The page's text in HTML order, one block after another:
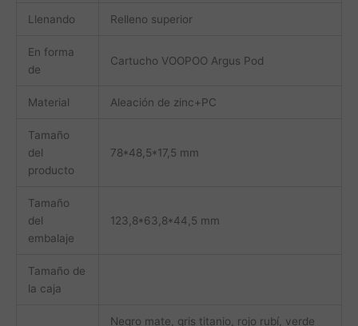
Llenando Relleno superior
En forma
de
Cartucho VOOPOO Argus Pod
Material Aleación de zinc+PC
Tamaño
del
producto
78*48,5*17,5 mm
Tamaño
del
embalaje
123,8*63,8*44,5 mm
Tamaño de
la caja
Negro mate, gris titanio, rojo rubí, verde